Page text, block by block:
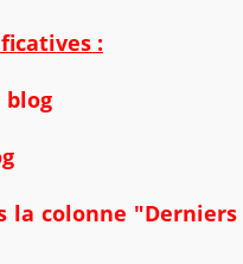
:
blog
la colonne "Derniers